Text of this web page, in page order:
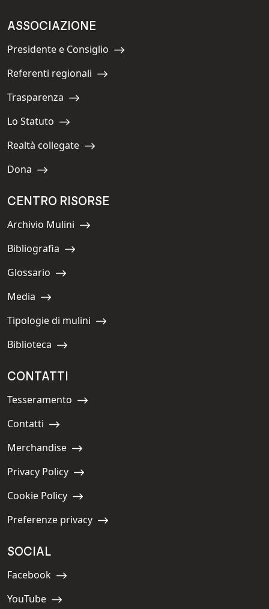
ASSOCIAZIONE
Navigate to:
Presidente e Consiglio
Navigate to:
Referenti regionali
Navigate to:
Trasparenza
Navigate to:
Lo Statuto
Navigate to:
Realtà collegate
Navigate to:
Dona
CENTRO RISORSE
Navigate to:
Archivio Mulini
Navigate to:
Bibliografia
Navigate to:
Glossario
Navigate to:
Media
Navigate to:
Tipologie di mulini
Navigate to:
Biblioteca
CONTATTI
Navigate to:
Tesseramento
Navigate to:
Contatti
Navigate to:
Merchandise
Navigate to:
Privacy Policy
Navigate to:
Cookie Policy
Navigate to:
Preferenze privacy
SOCIAL
Navigate to:
Facebook
Navigate to:
YouTube